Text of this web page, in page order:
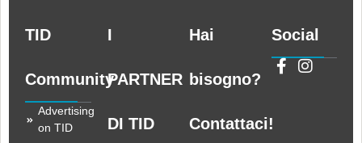
TID
Community
Advertising
on TID
I
PARTNER
DI TID
Hai
bisogno?
Contattaci!
Social